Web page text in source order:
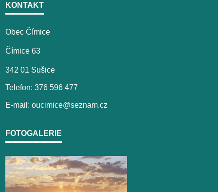
KONTAKT
Obec Čímice
Čímice 63
342 01 Sušice
Telefon: 376 596 477
E-mail: oucimice@seznam.cz
FOTOGALERIE